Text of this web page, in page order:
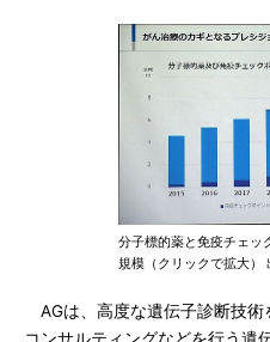
分子標的薬と免疫チェッ
規模（クリックで拡大）
AGは、高度な遺伝子診断技術